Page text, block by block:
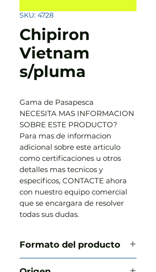
SKU: 4728
Chipiron
Vietnam
s/pluma
Gama de Pasapesca
NECESITA MAS INFORMACION
SOBRE ESTE PRODUCTO?
Para mas de informacion
adicional sobre este articulo
como certificaciones u otros
detalles mas tecnicos y
especificos, CONTACTE ahora
con nuestro equipo comercial
que se encargara de resolver
todas sus dudas.
Formato del producto